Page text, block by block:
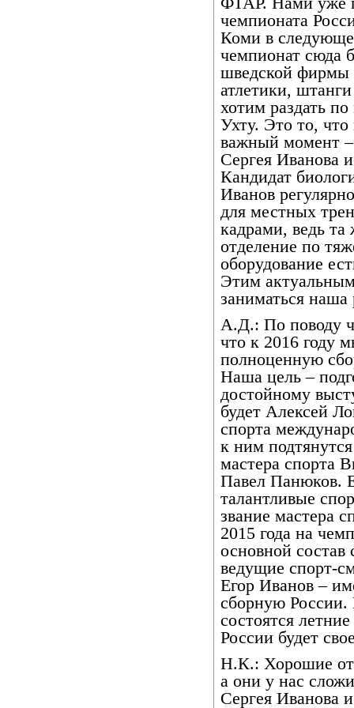
чемпионата
Коми в
чемпионат сюда
шведской фирмы
атлетики,
хотим раздать
Ухту. Это то, что
важный момент
Сергея Иванова
Кандидат
Иванов
для местных
кадрами, ведь та
отделение по
оборудование
Этим
заниматься наша
А.Д.: По поводу
что к 2016 году
полноценную
Наша цель –
достойному
будет Алексей
спорта
к ним
мастера спорта
Павел Панюков.
талантливые
звание мастера
2015 года на
основной
ведущие спорт-
Егор Иванов –
сборную России.
состоятся
России будет
Н.К.: Хорошие
а они у нас
Сергея Иванова